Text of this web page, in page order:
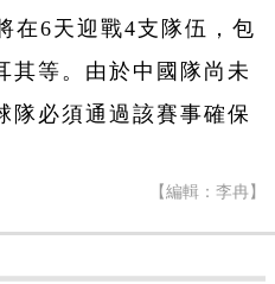
在6天迎戰4支隊伍，包
其等。由於中國隊尚未
隊必須通過該賽事確保
【編輯：李冉】